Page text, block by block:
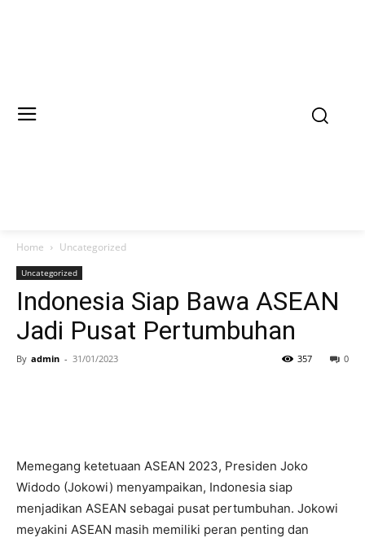
Home Uncategorized
Uncategorized
Indonesia Siap Bawa ASEAN
Jadi Pusat Pertumbuhan
By admin - 31/01/2023 0
357
Memegang ketetuaan ASEAN 2023, Presiden Joko
Widodo (Jokowi) menyampaikan, Indonesia siap
menjadikan ASEAN sebagai pusat pertumbuhan. Jokowi
meyakini ASEAN masih memiliki peran penting dan